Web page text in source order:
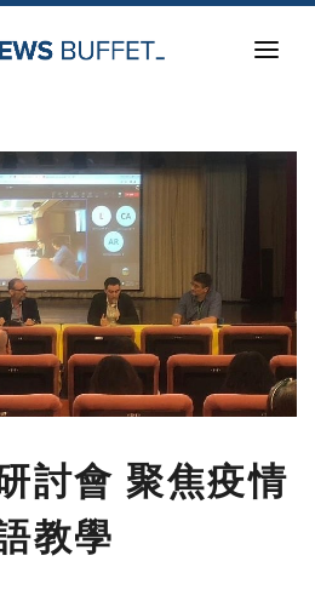
討會 聚焦疫情
教學